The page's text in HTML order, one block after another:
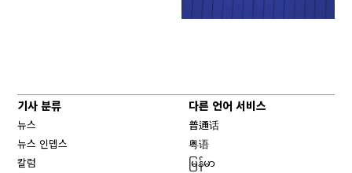
기사 분류
뉴스
뉴스 인뎁스
칼럼
다른 언어 서비스
普通话
粤语
မြန်မာ